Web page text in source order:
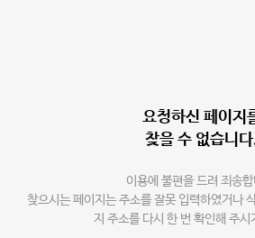
요청하신 페이지
찾을 수 없습니
이용에 불편을 드려 죄송
찾으시는 페이지는 주소를 잘못 입력하였거나
지 주소를 다시 한 번 확인해 주시